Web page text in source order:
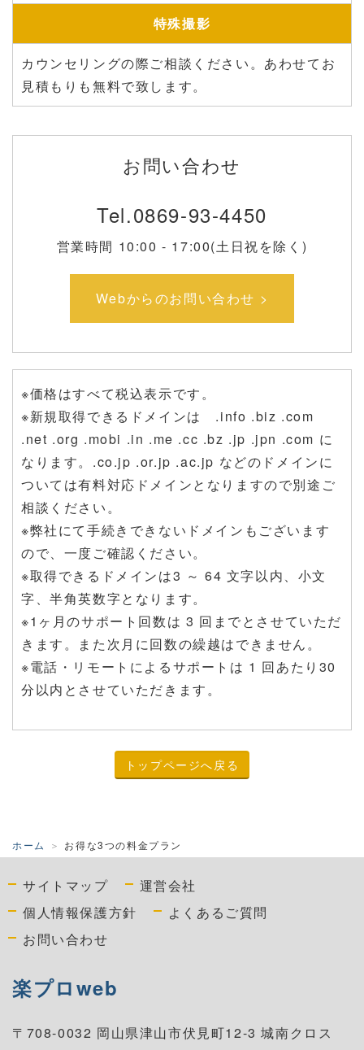
特殊撮影
カウンセリングの際ご相談ください。あわせてお
見積もりも無料で致します。
お問い合わせ
Tel.0869-93-4450
営業時間 10:00 - 17:00(土日祝を除く)
Webからのお問い合わせ >
※価格はすべて税込表示です。
※新規取得できるドメインは .info .biz .com
.net .org .mobi .in .me .cc .bz .jp .jpn .com に
なります。.co.jp .or.jp .ac.jp などのドメインに
ついては有料対応ドメインとなりますので別途ご
相談ください。
※弊社にて手続きできないドメインもございます
ので、一度ご確認ください。
※取得できるドメインは3 ～ 64 文字以内、小文
字、半角英数字となります。
※1ヶ月のサポート回数は 3 回までとさせていただ
きます。また次月に回数の繰越はできません。
※電話・リモートによるサポートは 1 回あたり30
分以内とさせていただきます。
トップページへ戻る
ホーム お得な3つの料金プラン
サイトマップ
運営会社
個人情報保護方針
よくあるご質問
お問い合わせ
楽プロweb
〒708-0032 岡山県津山市伏見町12-3 城南クロス